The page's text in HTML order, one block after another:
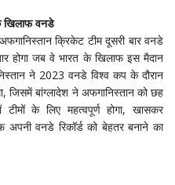
खिलाफ वनडे
क्रिकेट टीम दूसरी बार वनडे
होगा जब वे भारत के खिलाफ इस मैदान
ने 2023 वनडे विश्व कप के दौरान
जिसमें बांग्लादेश ने अफगानिस्तान को छह
के लिए महत्वपूर्ण होगा, खासकर
वनडे रिकॉर्ड को बेहतर बनाने का